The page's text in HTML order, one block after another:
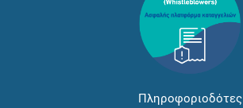
Πληροφοριοδότες